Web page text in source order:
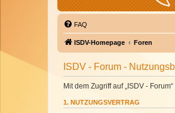
FAQ
ISDV-Homepage Foren
ISDV - Forum -
Mit dem Zugriff auf „ISDV -
1. NUTZUNGSVERTRAG